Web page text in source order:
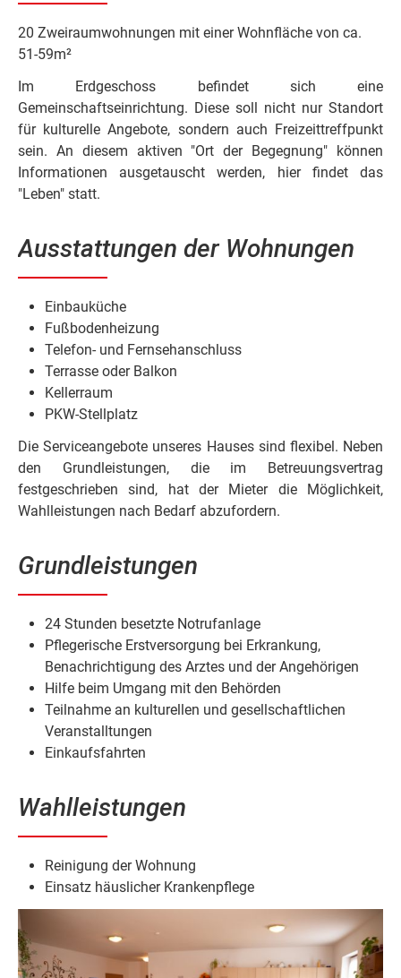
20 Zweiraumwohnungen mit einer Wohnfläche von ca.
51-59m²
Im Erdgeschoss befindet sich eine
Gemeinschaftseinrichtung. Diese soll nicht nur Standort
für kulturelle Angebote, sondern auch Freizeittreffpunkt
sein. An diesem aktiven "Ort der Begegnung" können
Informationen ausgetauscht werden, hier findet das
"Leben" statt.
Ausstattungen der Wohnungen
Einbauküche
Fußbodenheizung
Telefon- und Fernsehanschluss
Terrasse oder Balkon
Kellerraum
PKW-Stellplatz
Die Serviceangebote unseres Hauses sind flexibel. Neben
den Grundleistungen, die im Betreuungsvertrag
festgeschrieben sind, hat der Mieter die Möglichkeit,
Wahlleistungen nach Bedarf abzufordern.
Grundleistungen
24 Stunden besetzte Notrufanlage
Pflegerische Erstversorgung bei Erkrankung,
Benachrichtigung des Arztes und der Angehörigen
Hilfe beim Umgang mit den Behörden
Teilnahme an kulturellen und gesellschaftlichen
Veranstalltungen
Einkaufsfahrten
Wahlleistungen
Reinigung der Wohnung
Einsatz häuslicher Krankenpflege